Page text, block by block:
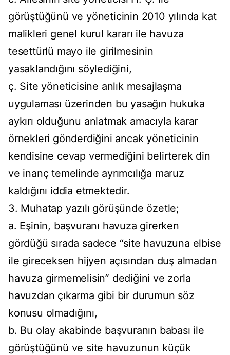
görüştüğünü ve yöneticinin 2010 yılında kat
malikleri genel kurul kararı ile havuza
tesettürlü mayo ile girilmesinin
yasaklandığını söylediğini,
ç. Site yöneticisine anlık mesajlaşma
uygulaması üzerinden bu yasağın hukuka
aykırı olduğunu anlatmak amacıyla karar
örnekleri gönderdiğini ancak yöneticinin
kendisine cevap vermediğini belirterek din
ve inanç temelinde ayrımcılığa maruz
kaldığını iddia etmektedir.
3. Muhatap yazılı görüşünde özetle;
a. Eşinin, başvuranı havuza girerken
gördüğü sırada sadece “site havuzuna elbise
ile gireceksen hijyen açısından duş almadan
havuza girmemelisin” dediğini ve zorla
havuzdan çıkarma gibi bir durumun söz
konusu olmadığını,
b. Bu olay akabinde başvuranın babası ile
görüştüğünü ve site havuzunun küçük